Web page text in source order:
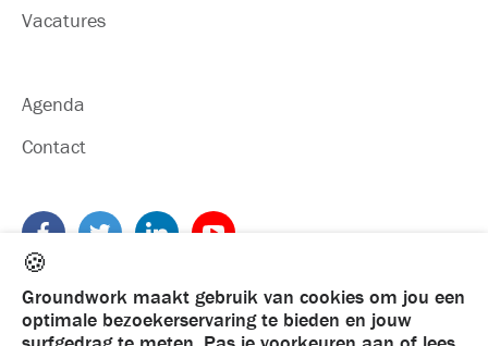
Vacatures
Agenda
Contact
🍪
Groundwork maakt gebruik van cookies om jou een
optimale bezoekerservaring te bieden en jouw